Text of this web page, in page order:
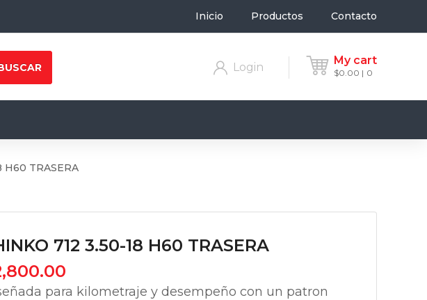
Inicio Productos Contacto
My cart
$0.00 0
Login
H60 TRASERA
712 3.50-18 H60 TRASERA
para kilometraje y desempeño con un patron